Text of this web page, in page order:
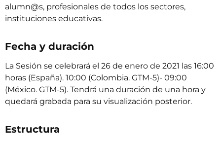
alumn@s, profesionales de todos los sectores,
instituciones educativas.
Fecha y duración
La Sesión se celebrará el 26 de enero de 2021 las 16:00
horas (España). 10:00 (Colombia. GTM-5)- 09:00
(México. GTM-5). Tendrá una duración de una hora y
quedará grabada para su visualización posterior.
Estructura